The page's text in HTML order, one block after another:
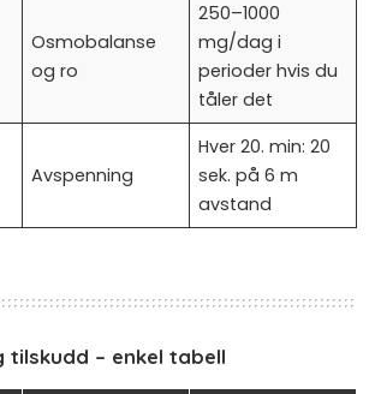
Osmobalanse
og ro
250–1000
mg/dag i
perioder hvis du
tåler det
Avspenning
Hver 20. min: 20
sek. på 6 m
avstand
tilskudd – enkel tabell